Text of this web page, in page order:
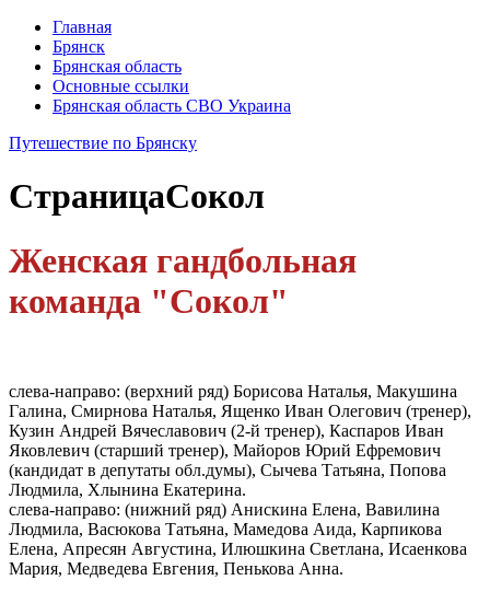
Главная
Брянск
Брянская область
Основные ссылки
Брянская область СВО Украина
Путешествие по Брянску
СтраницаСокол
Женская гандбольная
команда "Сокол"
слева-направо: (верхний ряд) Борисова Наталья, Макушина
Галина, Смирнова Наталья, Ященко Иван Олегович (тренер),
Кузин Андрей Вячеславович (2-й тренер), Каспаров Иван
Яковлевич (старший тренер), Майоров Юрий Ефремович
(кандидат в депутаты обл.думы), Сычева Татьяна, Попова
Людмила, Хлынина Екатерина.
слева-направо: (нижний ряд) Анискина Елена, Вавилина
Людмила, Васюкова Татьяна, Мамедова Аида, Карпикова
Елена, Апресян Августина, Илюшкина Светлана, Исаенкова
Мария, Медведева Евгения, Пенькова Анна.